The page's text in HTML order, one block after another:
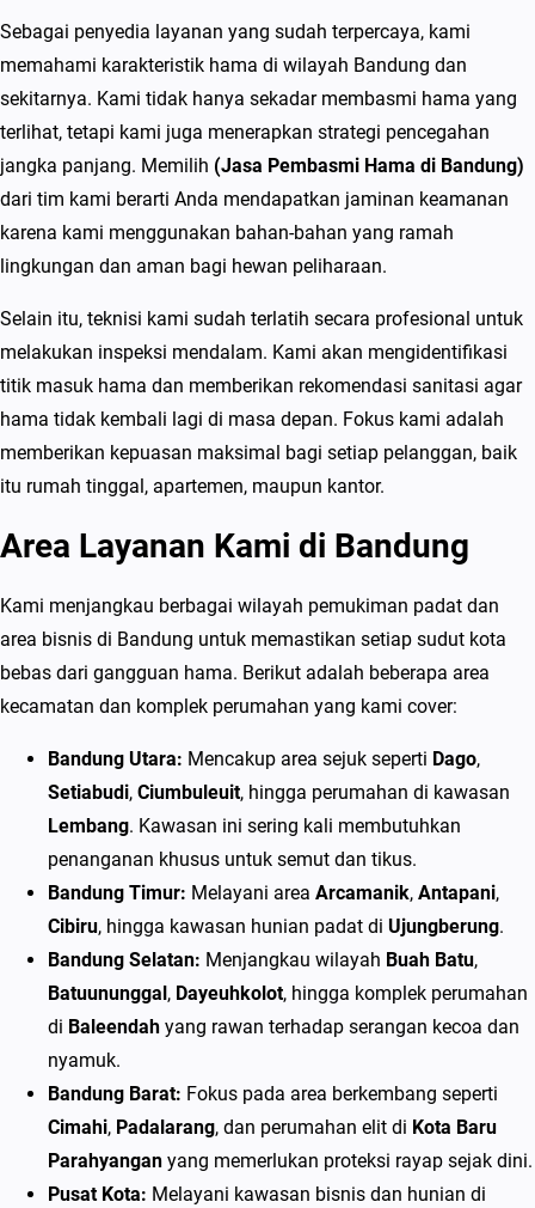
2
0
2
6
Sebagai penyedia layanan yang sudah terpercaya, kami
memahami karakteristik hama di wilayah Bandung dan
sekitarnya. Kami tidak hanya sekadar membasmi hama yang
terlihat, tetapi kami juga menerapkan strategi pencegahan
jangka panjang. Memilih (Jasa Pembasmi Hama di Bandung)
dari tim kami berarti Anda mendapatkan jaminan keamanan
karena kami menggunakan bahan-bahan yang ramah
lingkungan dan aman bagi hewan peliharaan.
Selain itu, teknisi kami sudah terlatih secara profesional untuk
melakukan inspeksi mendalam. Kami akan mengidentifikasi
titik masuk hama dan memberikan rekomendasi sanitasi agar
hama tidak kembali lagi di masa depan. Fokus kami adalah
memberikan kepuasan maksimal bagi setiap pelanggan, baik
itu rumah tinggal, apartemen, maupun kantor.
Area Layanan Kami di Bandung
Kami menjangkau berbagai wilayah pemukiman padat dan
area bisnis di Bandung untuk memastikan setiap sudut kota
bebas dari gangguan hama. Berikut adalah beberapa area
kecamatan dan komplek perumahan yang kami cover:
Bandung Utara: Mencakup area sejuk seperti Dago,
Setiabudi, Ciumbuleuit, hingga perumahan di kawasan
Lembang. Kawasan ini sering kali membutuhkan
penanganan khusus untuk semut dan tikus.
Bandung Timur: Melayani area Arcamanik, Antapani,
Cibiru, hingga kawasan hunian padat di Ujungberung.
Bandung Selatan: Menjangkau wilayah Buah Batu,
Batuununggal, Dayeuhkolot, hingga komplek perumahan
di Baleendah yang rawan terhadap serangan kecoa dan
nyamuk.
Bandung Barat: Fokus pada area berkembang seperti
Cimahi, Padalarang, dan perumahan elit di Kota Baru
Parahyangan yang memerlukan proteksi rayap sejak dini.
Pusat Kota: Melayani kawasan bisnis dan hunian di